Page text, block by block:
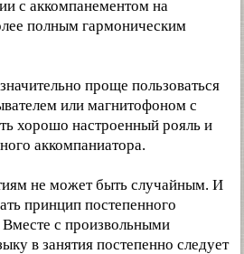
с аккомпанементом на
полным гармоническим
проще пользоваться
или магнитофоном с
хорошо настроенный рояль и
аккомпаниатора.
не может быть случайным. И
принцип постепенного
Вместе с произвольными
в занятия постепенно следует